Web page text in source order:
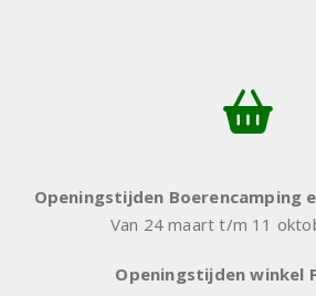
Openingstijden Boerencamping
Van 24 maart t/m 11
Openingstijden winkel